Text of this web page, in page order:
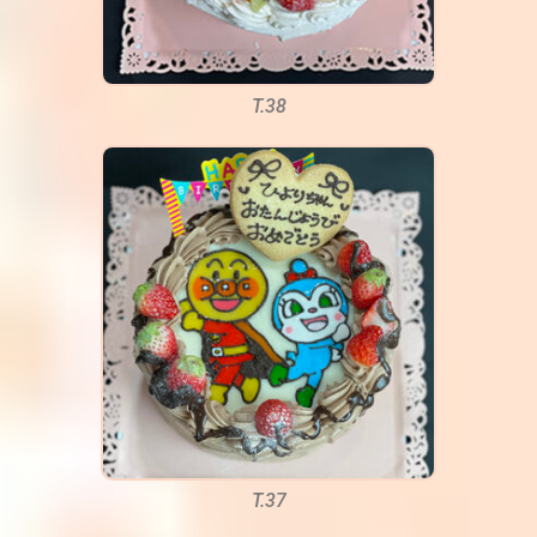
T.38
T.37